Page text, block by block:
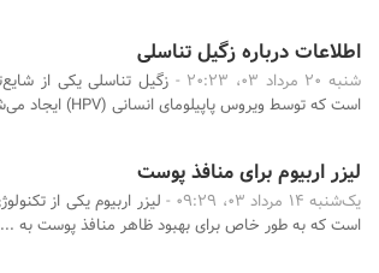
اطلاعات درباره زگیل تناسلی
شنبه 20 مرداد 03، 20:23 -
است که توسط ویروس پاپیلومای انسانی (HPV) ایجاد می‌ش ...
لیزر اربیوم برای منافذ پوست
یک‌شنبه 14 مرداد 03، 09:29 -
لیزر اربیوم یکی از
است که به طور خاص برای بهبود ظاهر منافذ پوست به ...